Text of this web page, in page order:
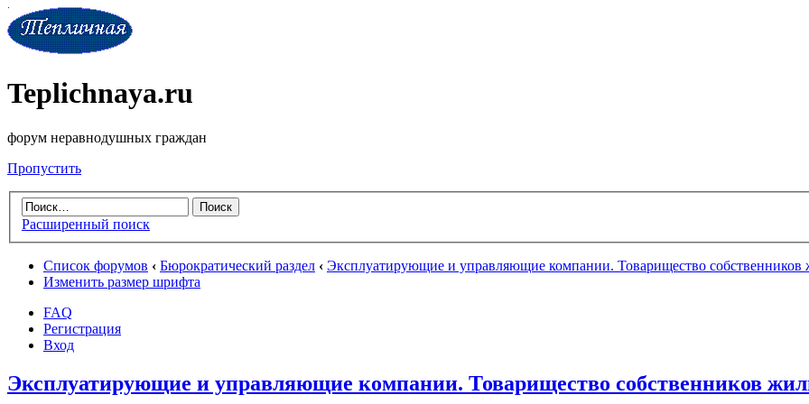
Teplichnaya.ru
форум неравнодушных граждан
Пропустить
Расширенный поиск
Список форумов ‹ Бюрократический раздел ‹ Эксплуатирующие и управляющие компании. Товарищество собственников
Изменить размер шрифта
FAQ
Регистрация
Вход
Эксплуатирующие и управляющие компании. Товарищество собственников